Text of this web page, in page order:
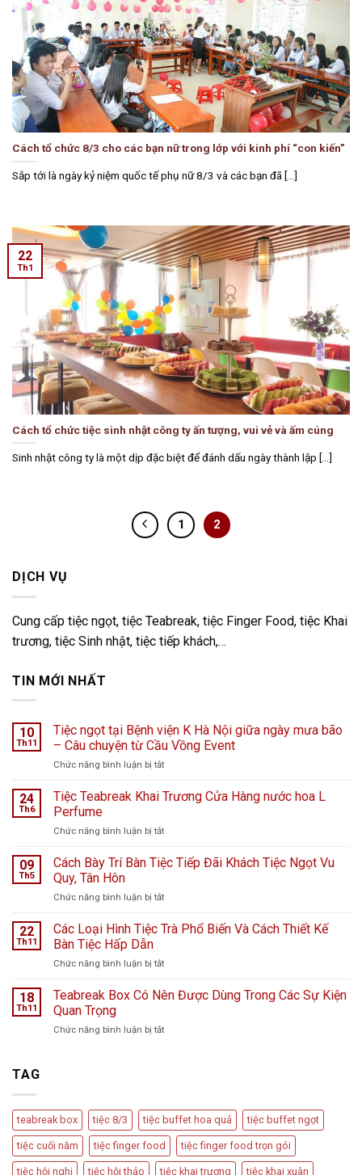
Cách tổ chức 8/3 cho các bạn nữ trong lớp với kinh phí “con kiến”
Sắp tới là ngày kỷ niệm quốc tế phụ nữ 8/3 và các bạn đã [...]
Cách tổ chức tiệc sinh nhật công ty ấn tượng, vui vẻ và ấm cúng
Sinh nhật công ty là một dịp đặc biệt để đánh dấu ngày thành lập [...]
22
Th1
1 2
DỊCH VỤ
Cung cấp tiệc ngọt, tiệc Teabreak, tiệc Finger Food, tiệc Khai
trương, tiệc Sinh nhật, tiệc tiếp khách,…
TIN MỚI NHẤT
10
Th11
Tiệc ngọt tại Bệnh viện K Hà Nội giữa ngày mưa bão
– Câu chuyện từ Cầu Vồng Event
Chức năng bình luận bị tắtở
ngọt
viện
Hà
ngày
bão
Cầu
24
Th6
Tiệc Teabreak Khai Trương Cửa Hàng nước hoa L
Perfume
Chức năng bình luận bị tắtở
Teabreak
Khai
Cửa
nước
Perfume
09
Th5
Cách Bày Trí Bàn Tiệc Tiếp Đãi Khách Tiệc Ngọt Vu
Quy, Tân Hôn
Chức năng bình luận bị tắtở
Bày
Tiệc
Đãi
Ngọt
22
Th11
Các Loại Hình Tiệc Trà Phổ Biến Và Cách Thiết Kế
Bàn Tiệc Hấp Dẫn
Chức năng bình luận bị tắtở
Loại
Trà
Kế
Bàn
Tiệc
Hấp
Dẫn
18
Th11
Teabreak Box Có Nên Được Dùng Trong Các Sự Kiện
Quan Trọng
Chức năng bình luận bị tắtở
Dùng
Trong
Các
Sự
Kiện
TAG
teabreak box tiệc 8/3 tiệc buffet hoa quả tiệc buffet ngọt
tiệc cuối năm tiệc finger food tiệc finger food trọn gói
tiệc hội nghị tiệc hội thảo tiệc khai trương tiệc khai xuân